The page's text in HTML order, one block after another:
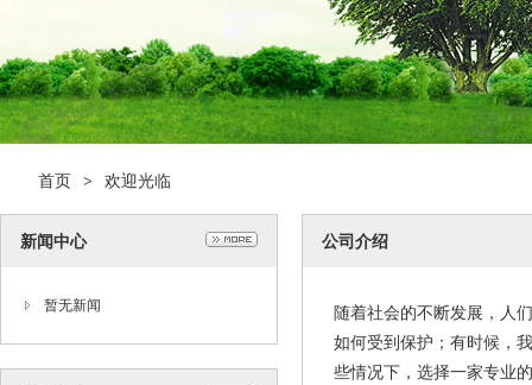
首页 > 欢迎光临
新闻中心
暂无新闻
公司介绍
随着社会的不断发展，人
如何受到保护；有时候，
些情况下，选择一家专业